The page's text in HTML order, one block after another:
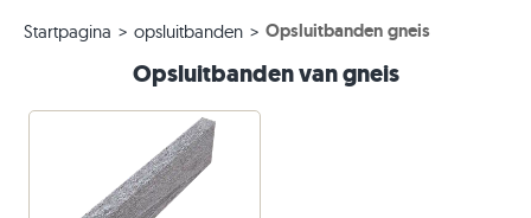
Startpagina opsluitbanden Opsluitbanden gneis
Opsluitbanden van gneis